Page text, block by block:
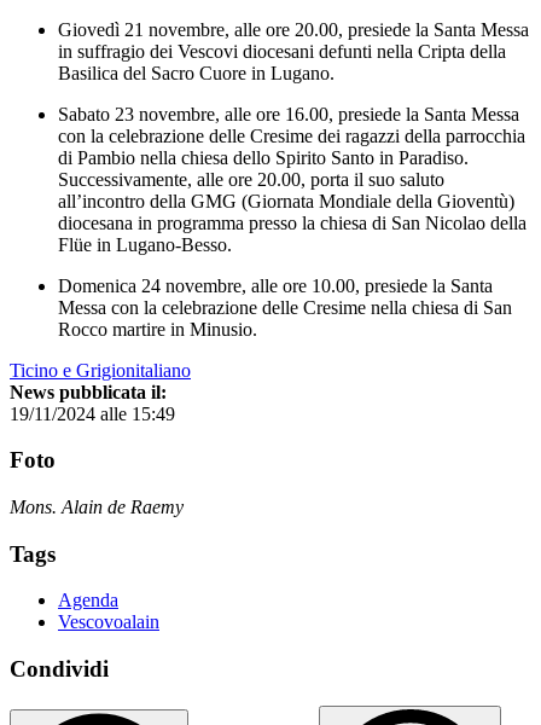
Giovedì 21 novembre, alle ore 20.00, presiede la Santa Messa
in suffragio dei Vescovi diocesani defunti nella Cripta della
Basilica del Sacro Cuore in Lugano.
Sabato 23 novembre, alle ore 16.00, presiede la Santa Messa
con la celebrazione delle Cresime dei ragazzi della parrocchia
di Pambio nella chiesa dello Spirito Santo in Paradiso.
Successivamente, alle ore 20.00, porta il suo saluto
all’incontro della GMG (Giornata Mondiale della Gioventù)
diocesana in programma presso la chiesa di San Nicolao della
Flüe in Lugano-Besso.
Domenica 24 novembre, alle ore 10.00, presiede la Santa
Messa con la celebrazione delle Cresime nella chiesa di San
Rocco martire in Minusio.
Ticino e Grigionitaliano
News pubblicata il:
19/11/2024 alle 15:49
Foto
Mons. Alain de Raemy
Tags
Agenda
Vescovoalain
Condividi